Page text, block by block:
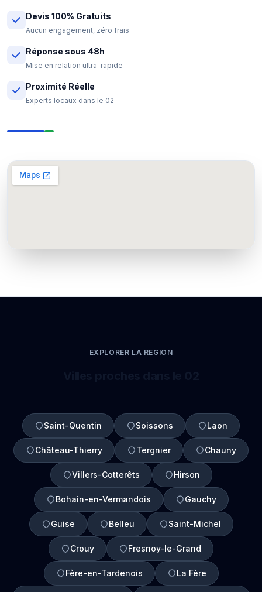
Devis 100% Gratuits
Aucun engagement, zéro frais
Réponse sous 48h
Mise en relation ultra-rapide
Proximité Réelle
Experts locaux dans le 02
EXPLORER LA REGION
Saint-Quentin Soissons Laon
Château-Thierry Tergnier Chauny
Villers-Cotterêts Hirson
Bohain-en-Vermandois Gauchy
Guise Belleu Saint-Michel
Crouy Fresnoy-le-Grand
Fère-en-Tardenois La Fère